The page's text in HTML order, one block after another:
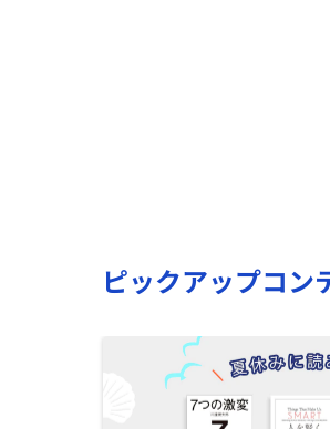
ピックアップコン